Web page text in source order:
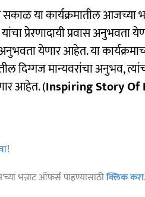
या कार्यक्रमातील आजच्या
प्रेरणादायी प्रवास अनुभवता
येणार आहेत. या
दिग्गज मान्यवरांचा अनुभव,
आहेत. (Inspiring Story Of
!
भन्नाट ऑफर्स पाहण्यासाठीक्लिक करा.